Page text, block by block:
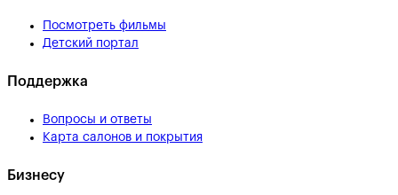
Посмотреть фильмы
Детский портал
Поддержка
Вопросы и ответы
Карта салонов и покрытия
Бизнесу